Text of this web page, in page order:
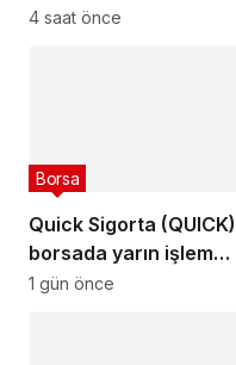
açıkladı – 6 Ağustos
4 saat önce
Quick Sigorta (QUICK)
borsada yarın işlem
görmeye başlayacak
Borsa
1 gün önce